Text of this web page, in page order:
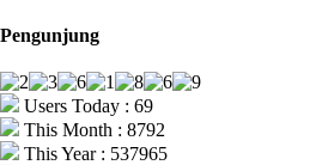
Pengunjung
Users Today : 69
This Month : 8792
This Year : 537965